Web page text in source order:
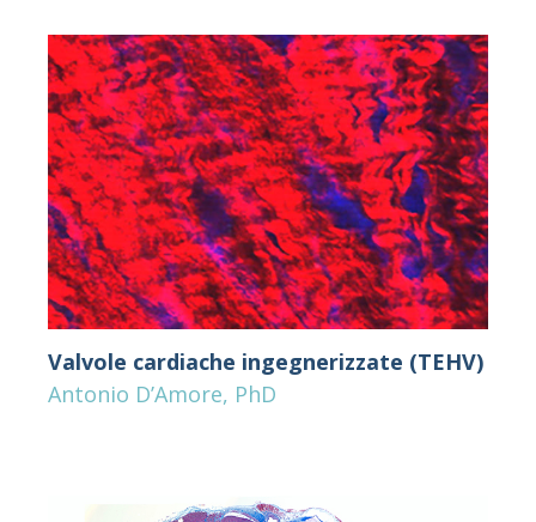
Valvole cardiache ingegnerizzate (TEHV)
Antonio D’Amore, PhD